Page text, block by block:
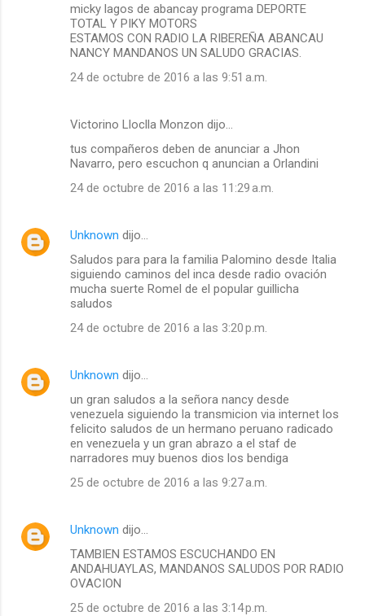
micky lagos de abancay programa DEPORTE
TOTAL Y PIKY MOTORS
ESTAMOS CON RADIO LA RIBEREÑA ABANCAU
NANCY MANDANOS UN SALUDO GRACIAS.
24 de octubre de 2016 a las 9:51 a.m.
Victorino Lloclla Monzon dijo…
tus compañeros deben de anunciar a Jhon
Navarro, pero escuchon q anuncian a Orlandini
24 de octubre de 2016 a las 11:29 a.m.
Unknown dijo…
Saludos para para la familia Palomino desde Italia
siguiendo caminos del inca desde radio ovación
mucha suerte Romel de el popular guillicha
saludos
24 de octubre de 2016 a las 3:20 p.m.
Unknown dijo…
un gran saludos a la señora nancy desde
venezuela siguiendo la transmicion via internet los
felicito saludos de un hermano peruano radicado
en venezuela y un gran abrazo a el staf de
narradores muy buenos dios los bendiga
25 de octubre de 2016 a las 9:27 a.m.
Unknown dijo…
TAMBIEN ESTAMOS ESCUCHANDO EN
ANDAHUAYLAS, MANDANOS SALUDOS POR RADIO
OVACION
25 de octubre de 2016 a las 3:14 p.m.